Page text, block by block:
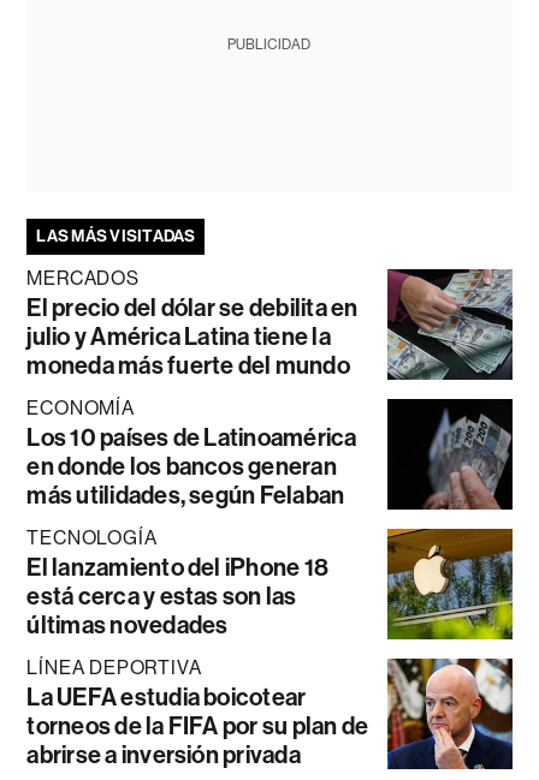
PUBLICIDAD
LAS MÁS VISITADAS
MERCADOS
El precio del dólar se debilita en
julio y América Latina tiene la
moneda más fuerte del mundo
ECONOMÍA
Los 10 países de Latinoamérica
en donde los bancos generan
más utilidades, según Felaban
TECNOLOGÍA
El lanzamiento del iPhone 18
está cerca y estas son las
últimas novedades
LÍNEA DEPORTIVA
La UEFA estudia boicotear
torneos de la FIFA por su plan de
abrirse a inversión privada